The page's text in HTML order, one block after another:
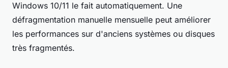
Windows 10/11 le fait automatiquement. Une
défragmentation manuelle mensuelle peut améliorer
les performances sur d'anciens systèmes ou disques
très fragmentés.